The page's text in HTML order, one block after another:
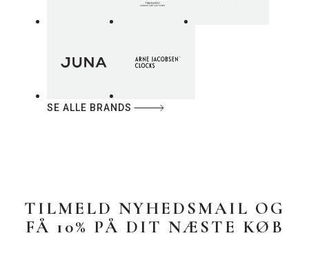
SE ALLE BRANDS
TILMELD NYHEDSMAIL OG
FÅ 10% PÅ DIT NÆSTE KØB